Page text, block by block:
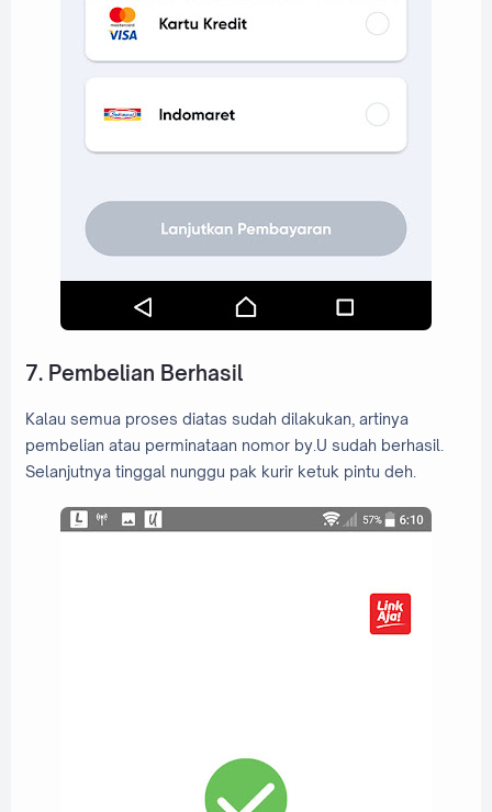
7. Pembelian Berhasil
Kalau semua proses diatas sudah dilakukan, artinya
pembelian atau perminataan nomor by.U sudah berhasil.
Selanjutnya tinggal nunggu pak kurir ketuk pintu deh.